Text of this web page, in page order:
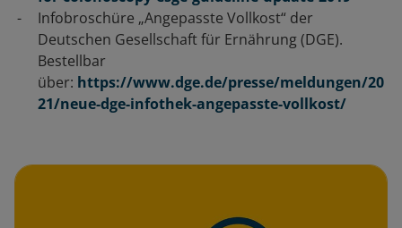
Infobroschüre „Angepasste Vollkost“ der
Deutschen Gesellschaft für Ernährung (DGE).
Bestellbar
über: https://www.dge.de/presse/meldungen/20
21/neue-dge-infothek-angepasste-vollkost/